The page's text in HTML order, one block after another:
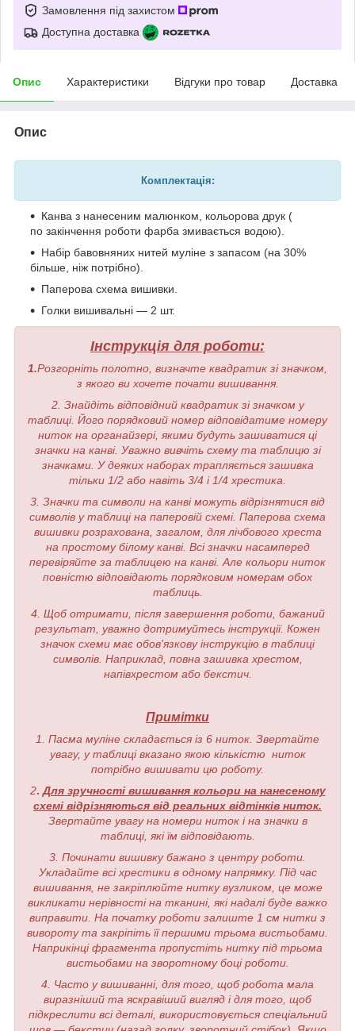
Замовлення під захистом
Доступна доставка
Опис Характеристики Відгуки про товар Доставка
Опис
Комплектація:
Канва з нанесеним малюнком, кольорова друк (
по закінчення роботи фарба змивається водою).
Набір бавовняних нитей муліне з запасом (на 30%
більше, ніж потрібно).
Паперова схема вишивки.
Голки вишивальні — 2 шт.
Інструкція для роботи:
1.Розгорніть полотно, визначте квадратик зі значком,
з якого ви хочете почати вишивання.
2. Знайдіть відповідний квадратик зі значком у
таблиці. Його порядковий номер відповідатиме номеру
ниток на органайзері, якими будуть зашиватися ці
значки на канві. Уважно вивчіть схему та таблицю зі
значками. У деяких наборах трапляється зашивка
тільки 1/2 або навіть 3/4 і 1/4 хрестика.
3. Значки та символи на канві можуть відрізнятися від
символів у таблиці на паперовій схемі. Паперова схема
вишивки розрахована, загалом, для лічбового хреста
на простому білому канві. Всі значки насамперед
перевіряйте за таблицею на канві. Але кольори ниток
повністю відповідають порядковим номерам обох
таблиць.
4. Щоб отримати, після завершення роботи, бажаний
результат, уважно дотримуйтесь інструкції. Кожен
значок схеми має обов'язкову інструкцію в таблиці
символів. Наприклад, повна зашивка хрестом,
напівхрестом або бекстич.
Примітки
1. Пасма муліне складається із 6 ниток. Звертайте
увагу, у таблиці вказано якою кількістю ниток
потрібно вишивати цю роботу.
2. Для зручності вишивання кольори на нанесеному
схемі відрізняються від реальних відтінків ниток.
Звертайте увагу на номери ниток і на значки в
таблиці, які їм відповідають.
3. Починати вишивку бажано з центру роботи.
Укладайте всі хрестики в одному напрямку. Під час
вишивання, не закріплюйте нитку вузликом, це може
викликати нерівності на тканині, які надалі буде важко
виправити. На початку роботи залиште 1 см нитки з
вивороту та закріпіть її першими трьома вистьобами.
Наприкінці фрагмента пропустіть нитку під трьома
вистьобами на зворотному боці роботи.
4. Часто у вишиванні, для того, щоб робота мала
виразніший та яскравіший вигляд і для того, щоб
підкреслити всі деталі, використовується спеціальний